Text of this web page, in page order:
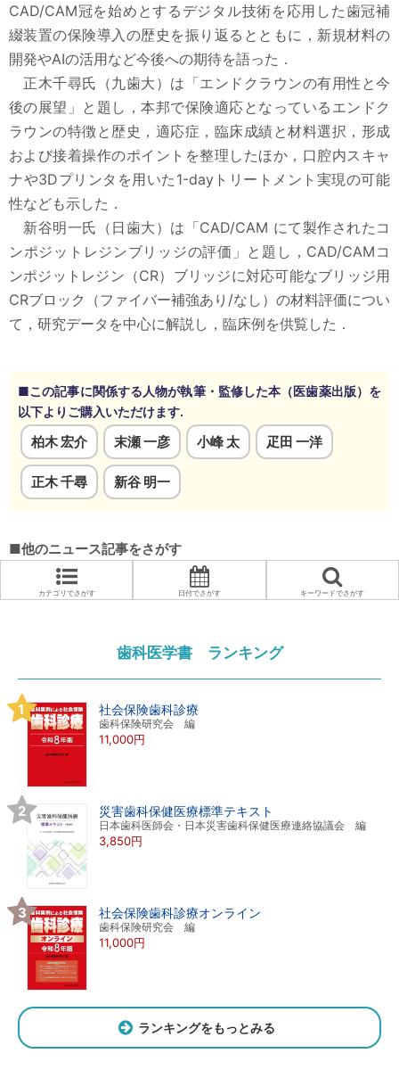
CAD/CAM冠を始めとするデジタル技術を応用した歯冠補
綴装置の保険導入の歴史を振り返るとともに，新規材料の
開発やAIの活用など今後への期待を語った．
正木千尋氏（九歯大）は「エンドクラウンの有用性と今
後の展望」と題し，本邦で保険適応となっているエンドク
ラウンの特徴と歴史，適応症，臨床成績と材料選択，形成
および接着操作のポイントを整理したほか，口腔内スキャ
ナや3Dプリンタを用いた1-dayトリートメント実現の可能
性なども示した．
新谷明一氏（日歯大）は「CAD/CAM にて製作されたコ
ンポジットレジンブリッジの評価」と題し，CAD/CAMコ
ンポジットレジン（CR）ブリッジに対応可能なブリッジ用
CRブロック（ファイバー補強あり/なし）の材料評価につい
て，研究データを中心に解説し，臨床例を供覧した．
■この記事に関係する人物が執筆・監修した本（医歯薬出版）を
以下よりご購入いただけます.
柏木 宏介 末瀬 一彦 小峰 太 疋田 一洋
正木 千尋 新谷 明一
■他のニュース記事をさがす
カテゴリでさがす 日付でさがす キーワードでさがす
歯科医学書 ランキング
社会保険歯科診療
歯科保険研究会 編
11,000円
災害歯科保健医療標準テキスト
日本歯科医師会・日本災害歯科保健医療連絡協議会 編
3,850円
社会保険歯科診療オンライン
歯科保険研究会 編
11,000円
ランキングをもっとみる